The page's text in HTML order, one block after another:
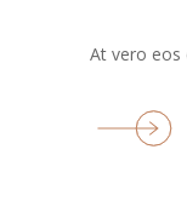
At vero eos